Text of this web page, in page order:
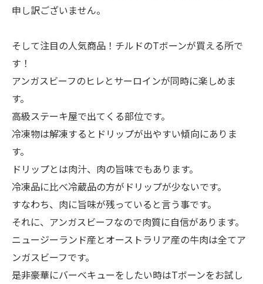
申し訳ございません。
そして注目の人気商品！チルドのTボーンが買える所で
す！
アンガスビーフのヒレとサーロインが同時に楽しめま
す。
高級ステーキ屋で出てくる部位です。
冷凍物は解凍するとドリップが出やすい傾向にありま
す。
ドリップとは肉汁、肉の旨味でもあります。
冷凍品に比べ冷蔵品の方がドリップが少ないです。
すなわち、肉に旨味が残っていると言う事です。
それに、アンガスビーフなので肉質に自信があります。
ニュージーランド産とオーストラリア産の牛肉は全てア
ンガスビーフです。
是非豪華にバーベキューをしたい時はTボーンをお試し